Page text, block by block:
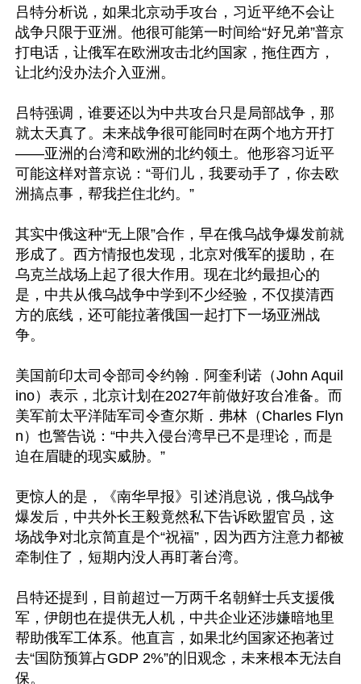
吕特分析说，如果北京动手攻台，习近平绝不会让
战争只限于亚洲。他很可能第一时间给“好兄弟”普京
打电话，让俄军在欧洲攻击北约国家，拖住西方，
让北约没办法介入亚洲。
吕特强调，谁要还以为中共攻台只是局部战争，那
就太天真了。未来战争很可能同时在两个地方开打
——亚洲的台湾和欧洲的北约领土。他形容习近平
可能这样对普京说：“哥们儿，我要动手了，你去欧
洲搞点事，帮我拦住北约。”
其实中俄这种“无上限”合作，早在俄乌战争爆发前就
形成了。西方情报也发现，北京对俄军的援助，在
乌克兰战场上起了很大作用。现在北约最担心的
是，中共从俄乌战争中学到不少经验，不仅摸清西
方的底线，还可能拉著俄国一起打下一场亚洲战
争。
美国前印太司令部司令约翰．阿奎利诺（John Aquil
ino）表示，北京计划在2027年前做好攻台准备。而
美军前太平洋陆军司令查尔斯．弗林（Charles Flyn
n）也警告说：“中共入侵台湾早已不是理论，而是
迫在眉睫的现实威胁。”
更惊人的是，《南华早报》引述消息说，俄乌战争
爆发后，中共外长王毅竟然私下告诉欧盟官员，这
场战争对北京简直是个“祝福”，因为西方注意力都被
牵制住了，短期内没人再盯著台湾。
吕特还提到，目前超过一万两千名朝鲜士兵支援俄
军，伊朗也在提供无人机，中共企业还涉嫌暗地里
帮助俄军工体系。他直言，如果北约国家还抱著过
去“国防预算占GDP 2%”的旧观念，未来根本无法自
保。